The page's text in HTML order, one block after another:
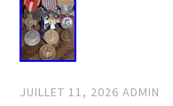
JUILLET 11, 2026 ADMIN